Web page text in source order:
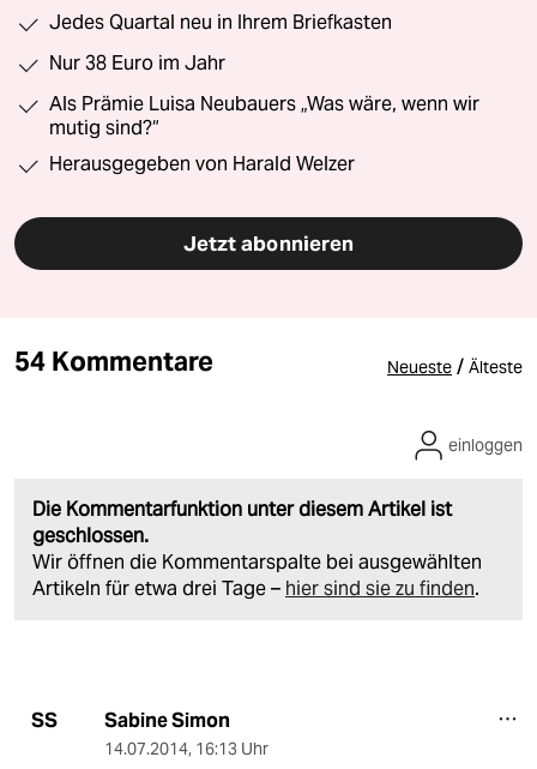
Jedes Quartal neu in Ihrem Briefkasten
Nur 38 Euro im Jahr
Als Prämie Luisa Neubauers „Was wäre, wenn wir
mutig sind?“
Herausgegeben von Harald Welzer
Jetzt abonnieren
54 Kommentare Neueste / Älteste
Die Kommentarfunktion unter diesem Artikel ist
geschlossen.
Wir öffnen die Kommentarspalte bei ausgewählten
Artikeln für etwa drei Tage – hier sind sie zu finden.
einloggen
SS Sabine Simon
14.07.2014, 16:13 Uhr